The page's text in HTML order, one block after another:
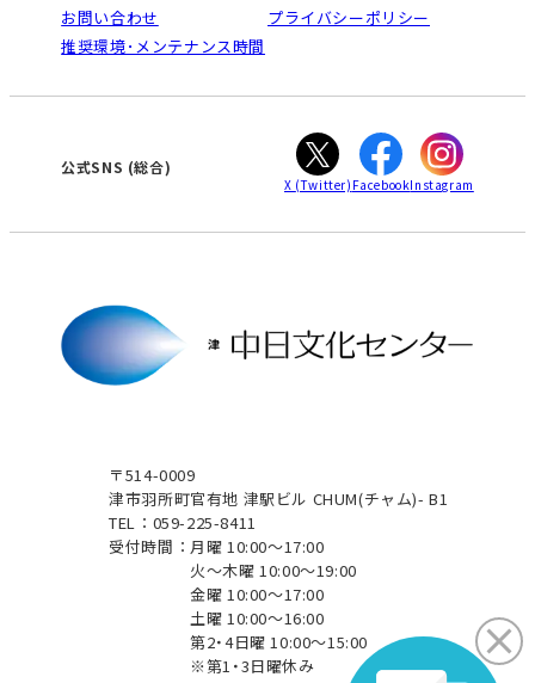
ご利用ガイド
オンライン講座受講の手順
WEBサイトのよくある質問
南大高
犬山
高蔵寺
大垣
津
お問い合わせ
プライバシーポリシー
推奨環境･メンテナンス時間
〒514-0009
津市羽所町官有地 津駅ビル CHUM(チャム)- B1
TEL：059-225-8411
受付時間： 月曜 10:00～17:00
火～木曜 10:00～19:00
金曜 10:00～17:00
土曜 10:00～16:00
第2・4日曜 10:00～15:00
※第1・3日曜休み
公式SNS (総合)
X (Twitter) FacebookInstagram